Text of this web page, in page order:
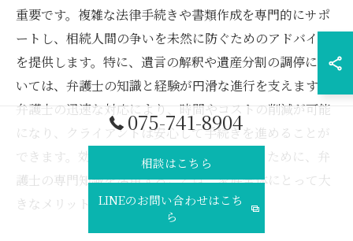
重要です。複雑な法律手続きや書類作成を専門的にサポ
ートし、相続人間の争いを未然に防ぐためのアドバイス
を提供します。特に、遺言の解釈や遺産分割の調停にお
いては、弁護士の知識と経験が円滑な進行を支えます。
弁護士の迅速な対応により、時間やコストの削減が可能
になり、クライアントは安心して手続きを進めることが
できます。効率的な相続プロセスを実現するために、弁
護士の専門知識を活用することは、家族全体にとって大
きなメリットと言えるでしょう。
075-741-8904
相談はこちら
LINEのお問い合わせはこち
ら